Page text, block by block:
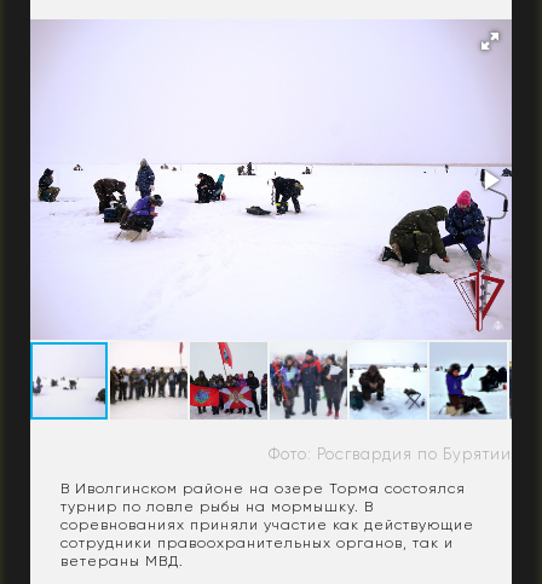
Фото: Росгвардия по Бурятии
В Иволгинском районе на озере Торма состоялся
турнир по ловле рыбы на мормышку. В
соревнованиях приняли участие как действующие
сотрудники правоохранительных органов, так и
ветераны МВД.